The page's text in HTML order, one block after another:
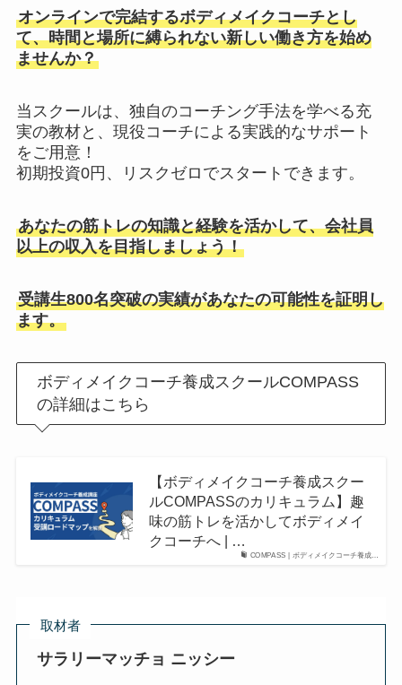
オンラインで完結するボディメイクコーチとし
て、時間と場所に縛られない新しい働き方を始め
ませんか？
当スクールは、独自のコーチング手法を学べる充
実の教材と、現役コーチによる実践的なサポート
をご用意！
初期投資0円、リスクゼロでスタートできます。
あなたの筋トレの知識と経験を活かして、会社員
以上の収入を目指しましょう！
受講生800名突破の実績があなたの可能性を証明し
ます。
ボディメイクコーチ養成スクールCOMPASS
の詳細はこちら
COMPASS | ボディメイクコーチ養成…
【ボディメイクコーチ養成スクー
ルCOMPASSのカリキュラム】趣
味の筋トレを活かしてボディメイ
クコーチへ | …
取材者
サラリーマッチョ ニッシー